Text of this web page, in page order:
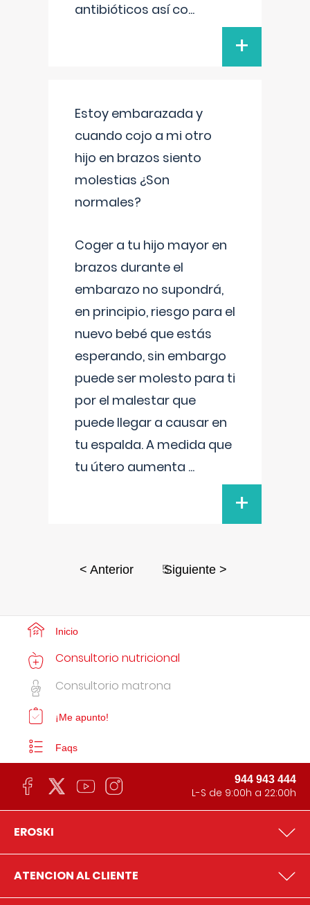
antibióticos así co...
+
Estoy embarazada y
cuando cojo a mi otro
hijo en brazos siento
molestias ¿Son
normales?
Coger a tu hijo mayor en
brazos durante el
embarazo no supondrá,
en principio, riesgo para el
nuevo bebé que estás
esperando, sin embargo
puede ser molesto para ti
por el malestar que
puede llegar a causar en
tu espalda. A medida que
tu útero aumenta ...
+
< Anterior 5
Siguiente >
Inicio
Consultorio nutricional
Consultorio matrona
¡Me apunto!
Faqs
944 943 444
L-S de 9:00h a 22:00h
EROSKI
ATENCION AL CLIENTE